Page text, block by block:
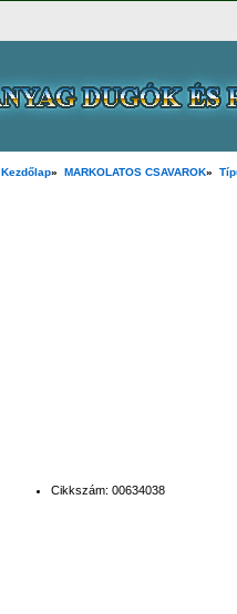
Kezdőlap» MARKOLATOS CSAVAROK»
Cikkszám: 00634038